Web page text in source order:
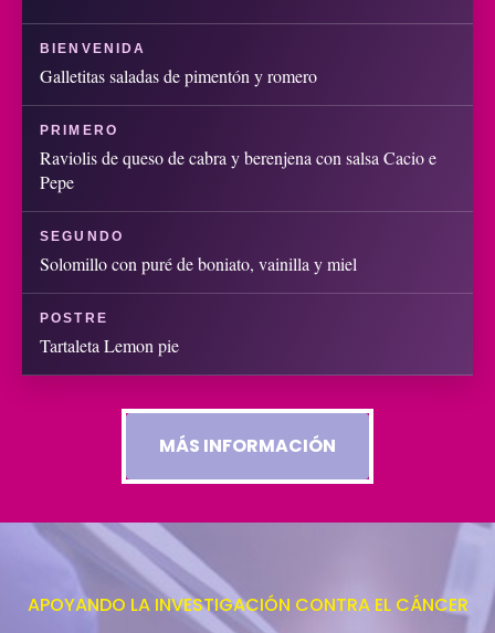
BIENVENIDA
Galletitas saladas de pimentón y romero
PRIMERO
Raviolis de queso de cabra y berenjena con salsa Cacio e
Pepe
SEGUNDO
Solomillo con puré de boniato, vainilla y miel
POSTRE
Tartaleta Lemon pie
MÁS INFORMACIÓN
APOYANDO LA INVESTIGACIÓN CONTRA EL CÁNCER